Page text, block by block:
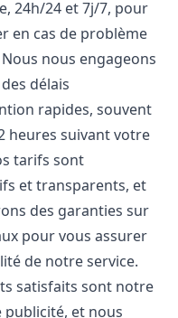
24h/24 et 7j/7, pour
en cas de problème
nous engageons
délais
rapides, souvent
heures suivant votre
tarifs sont
et transparents, et
des garanties sur
pour vous assurer
de notre service.
satisfaits sont notre
publicité, et nous